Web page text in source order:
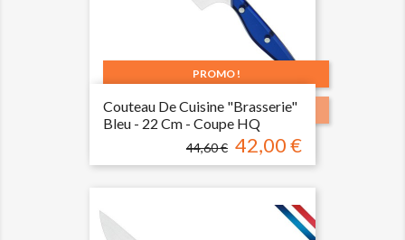
Couteau De Cuisine "brasserie"
Bleu - 22 Cm - Coupe HQ
Prix
de
44,60 € Prix
42,00 €
PROMO !
-2,60 €